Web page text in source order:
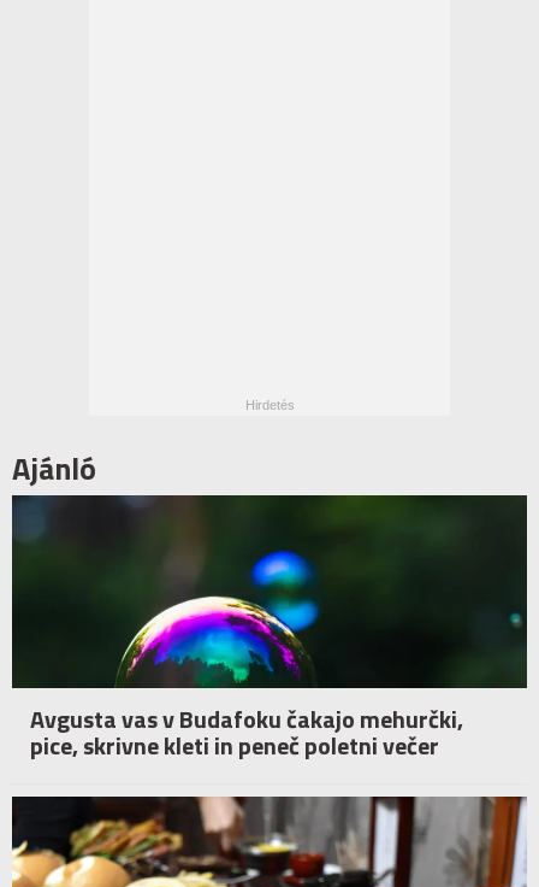
Ajánló
Avgusta vas v Budafoku čakajo mehurčki,
pice, skrivne kleti in peneč poletni večer